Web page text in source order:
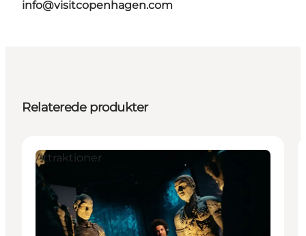
info@visitcopenhagen.com
Relaterede produkter
Attraktioner